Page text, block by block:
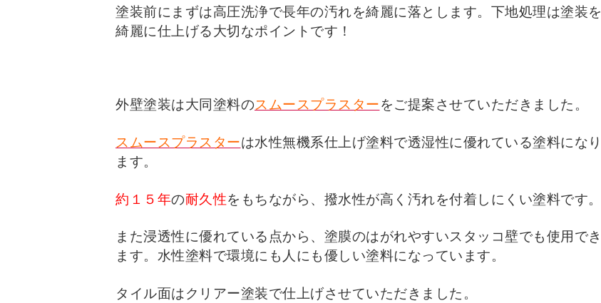
塗装前にまずは高圧洗浄で長年の汚れを綺麗に落とします。 下地処理は塗装を
綺麗に仕上げる大切なポイントです！
外壁塗装は大同塗料のスムースプラスターをご提案させていただきました。
スムースプラスターは水性無機系仕上げ塗料で透湿性に優れている塗料になり
ます。
約１５年の耐久性をもちながら、撥水性が高く汚れを付着しにくい塗料です。
また浸透性に優れている点から、塗膜のはがれやすいスタッコ壁でも使用でき
ます。 水性塗料で環境にも人にも優しい塗料になっています。
タイル面はクリアー塗装で仕上げさせていただきました。